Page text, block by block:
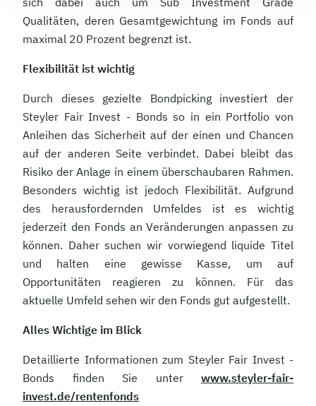
Qualitäten, deren Gesamtgewichtung im Fonds auf
maximal 20 Prozent begrenzt ist.
Flexibilität ist wichtig
Durch dieses gezielte Bondpicking investiert der
Steyler Fair Invest - Bonds so in ein Portfolio von
Anleihen das Sicherheit auf der einen und Chancen
auf der anderen Seite verbindet. Dabei bleibt das
Risiko der Anlage in einem überschaubaren Rahmen.
Besonders wichtig ist jedoch Flexibilität. Aufgrund
des herausfordernden Umfeldes ist es wichtig
jederzeit den Fonds an Veränderungen anpassen zu
können. Daher suchen wir vorwiegend liquide Titel
und halten eine gewisse Kasse, um auf
Opportunitäten reagieren zu können. Für das
aktuelle Umfeld sehen wir den Fonds gut aufgestellt.
Alles Wichtige im Blick
Detaillierte Informationen zum Steyler Fair Invest -
Bonds finden Sie unter www.steyler-fair-
invest.de/rentenfonds